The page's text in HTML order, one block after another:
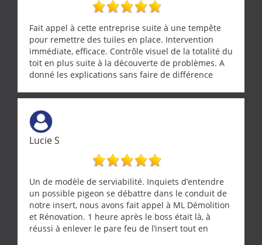
Fait appel à cette entreprise suite à une tempête
pour remettre des tuiles en place. Intervention
immédiate, efficace. Contrôle visuel de la totalité du
toit en plus suite à la découverte de problèmes. A
donné les explications sans faire de différence
Lucie S
Un de modèle de serviabilité. Inquiets d’entendre
un possible pigeon se débattre dans le conduit de
notre insert, nous avons fait appel à ML Démolition
et Rénovation. 1 heure après le boss était là, à
réussi à enlever le pare feu de l’insert tout en